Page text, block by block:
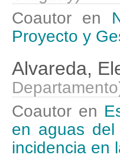
Coautor en
Proyecto y
Alvareda,
Departamento
Coautor en
en aguas del
incidencia en